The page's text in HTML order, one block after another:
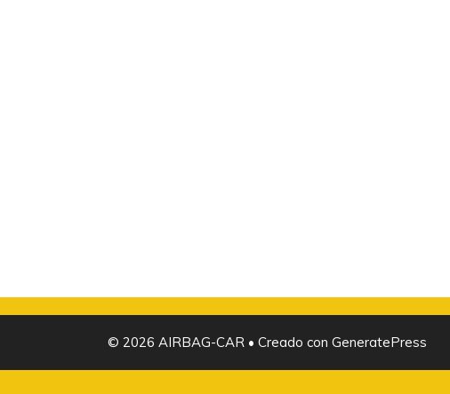
© 2026 AIRBAG-CAR• Creado con GeneratePress